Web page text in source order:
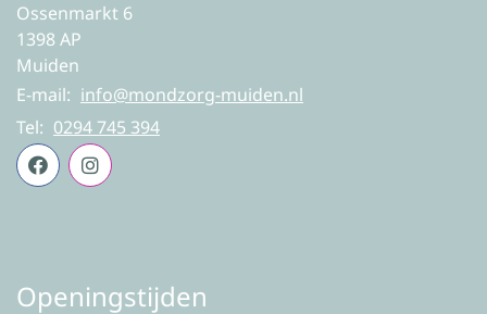
Ossenmarkt 6
1398 AP
Muiden
E-mail: info@mondzorg-muiden.nl
Tel: 0294 745 394
Openingstijden